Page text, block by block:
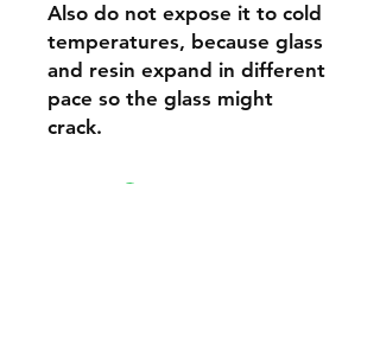
Also do not expose it to cold
temperatures, because glass
and resin expand in different
pace so the glass might
crack.